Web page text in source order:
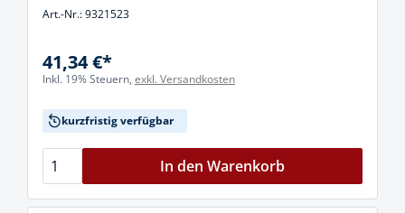
Art.-Nr.: 9321523
41,34 €*
Inkl. 19% Steuern, exkl. Versandkosten
kurzfristig verfügbar
In den Warenkorb